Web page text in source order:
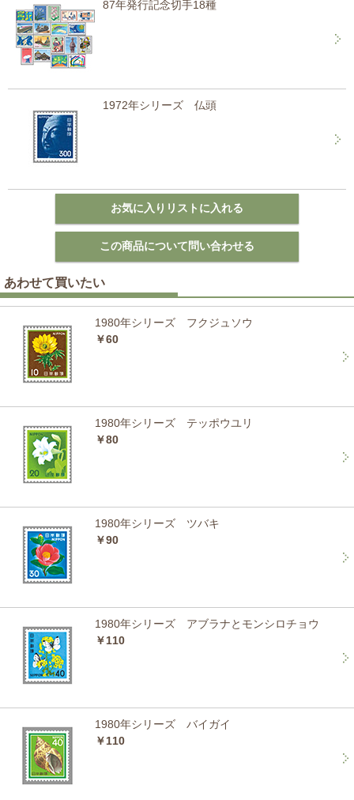
87年発行記念切手18種
1972年シリーズ 仏頭
あわせて買いたい
1980年シリーズ フクジュソウ
￥60
1980年シリーズ テッポウユリ
￥80
1980年シリーズ ツバキ
￥90
1980年シリーズ アブラナとモンシロチョウ
￥110
1980年シリーズ バイガイ
￥110